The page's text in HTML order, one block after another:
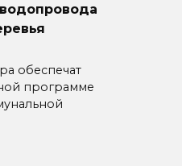
обеспечат
программе